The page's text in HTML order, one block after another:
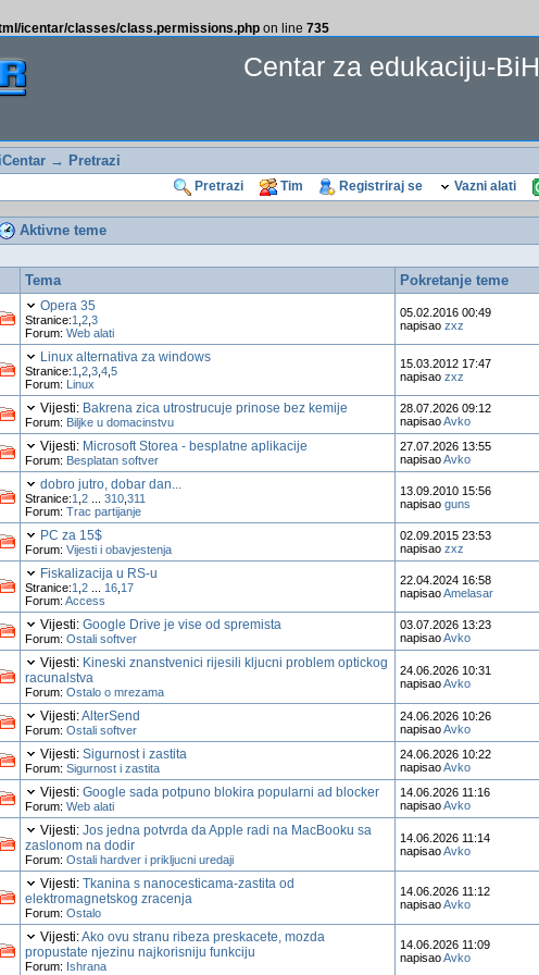
icentar/classes/class.permissions.php on line 735
Centar za edukaciju-BiH
iCentar→ Pretrazi
Pretrazi Tim Registriraj se Vazni alati
Aktivne teme
Tema Pokretanje teme
Opera 35
Stranice:1 2, 3
Forum: Web alati
05.02.2016 00:49
napisao zxz
Linux alternativa za windows
Stranice:1 2, 3, 4, 5
Forum: Linux
15.03.2012 17:47
napisao zxz
Vijesti: Bakrena zica utrostrucuje prinose bez kemije
Forum: Biljke u domacinstvu
28.07.2026 09:12
napisaoAvko
Vijesti: Microsoft Storea - besplatne aplikacije
Forum: Besplatan softver
27.07.2026 13:55
napisaoAvko
dobro jutro, dobar dan...
Stranice:1 2... 310, 311
Forum: Trac partijanje
13.09.2010 15:56
napisao guns
PC za 15$
Forum: Vijesti i obavjestenja
02.09.2015 23:53
napisao zxz
Fiskalizacija u RS-u
Stranice:1 2... 16, 17
Forum: Access
22.04.2024 16:58
napisaoAmelasar
Vijesti: Google Drive je vise od spremista
Forum: Ostali softver
03.07.2026 13:23
napisaoAvko
Vijesti: Kineski znanstvenici rijesili kljucni problem optickog
racunalstva
Forum: Ostalo o mrezama
24.06.2026 10:31
napisaoAvko
Vijesti:AlterSend
Forum: Ostali softver
24.06.2026 10:26
napisaoAvko
Vijesti: Sigurnost i zastita
Forum: Sigurnost i zastita
24.06.2026 10:22
napisaoAvko
Vijesti: Google sada potpuno blokira popularni ad blocker
Forum: Web alati
14.06.2026 11:16
napisaoAvko
Vijesti: Jos jedna potvrda da Apple radi na MacBooku sa
zaslonom na dodir
Forum: Ostali hardver i prikljucni uredaji
14.06.2026 11:14
napisaoAvko
Vijesti: Tkanina s nanocesticama-zastita od
elektromagnetskog zracenja
Forum: Ostalo
14.06.2026 11:12
napisaoAvko
Vijesti:Ako ovu stranu ribeza preskacete, mozda
propustate njezinu najkorisniju funkciju
Forum: Ishrana
14.06.2026 11:09
napisaoAvko